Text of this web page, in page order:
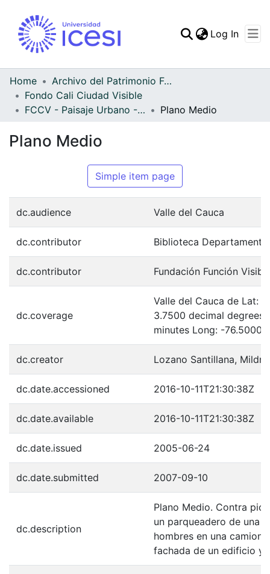
Log In
Home
Archivo del Patrimonio Fotográfico y Fílmico del Valle del Cauca
Fondo Cali Ciudad Visible
FCCV - Paisaje Urbano - Patrimonial
Plano Medio
Plano Medio
Simple item page
dc.audience Valle del Cauca
dc.contributor Biblioteca
dc.contributor Fundación Función
dc.coverage
Valle del Cauca de Lat:
3.7500 decimal degrees
minutes Long: -76.5000
dc.creator Lozano Santillana,
dc.date.accessioned 2016-10-11T21:30:38Z
dc.date.available 2016-10-11T21:30:38Z
dc.date.issued 2005-06-24
dc.date.submitted 2007-09-10
dc.description
Plano Medio. Contra
un parqueadero de una
hombres en una
fachada de un edificio y